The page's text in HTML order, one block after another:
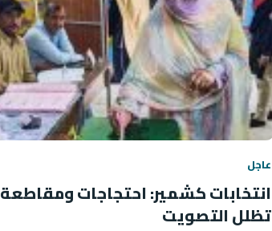
عاجل
انتخابات كشمير: احتجاجات ومقاطعة
تظلل التصويت